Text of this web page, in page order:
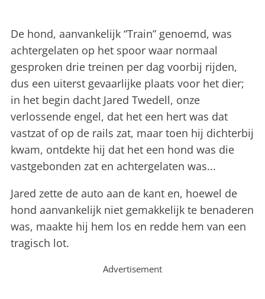
De hond, aanvankelijk “Train” genoemd, was
achtergelaten op het spoor waar normaal
gesproken drie treinen per dag voorbij rijden,
dus een uiterst gevaarlijke plaats voor het dier;
in het begin dacht Jared Twedell, onze
verlossende engel, dat het een hert was dat
vastzat of op de rails zat, maar toen hij dichterbij
kwam, ontdekte hij dat het een hond was die
vastgebonden zat en achtergelaten was...
Jared zette de auto aan de kant en, hoewel de
hond aanvankelijk niet gemakkelijk te benaderen
was, maakte hij hem los en redde hem van een
tragisch lot.
Advertisement